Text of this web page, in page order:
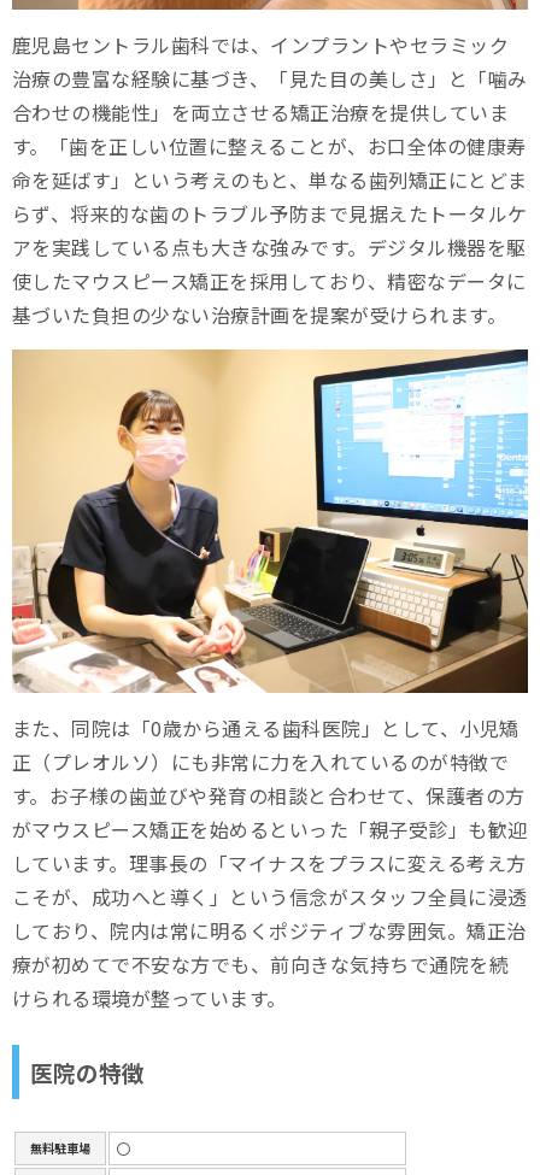
鹿児島セントラル歯科では、インプラントやセラミック
治療の豊富な経験に基づき、「見た目の美しさ」と「噛み
合わせの機能性」を両立させる矯正治療を提供していま
す。「歯を正しい位置に整えることが、お口全体の健康寿
命を延ばす」という考えのもと、単なる歯列矯正にとどま
らず、将来的な歯のトラブル予防まで見据えたトータルケ
アを実践している点も大きな強みです。デジタル機器を駆
使したマウスピース矯正を採用しており、精密なデータに
基づいた負担の少ない治療計画を提案が受けられます。
また、同院は「0歳から通える歯科医院」として、小児矯
正（プレオルソ）にも非常に力を入れているのが特徴で
す。お子様の歯並びや発育の相談と合わせて、保護者の方
がマウスピース矯正を始めるといった「親子受診」も歓迎
しています。理事長の「マイナスをプラスに変える考え方
こそが、成功へと導く」という信念がスタッフ全員に浸透
しており、院内は常に明るくポジティブな雰囲気。矯正治
療が初めてで不安な方でも、前向きな気持ちで通院を続
けられる環境が整っています。
医院の特徴
無料駐車場
〇